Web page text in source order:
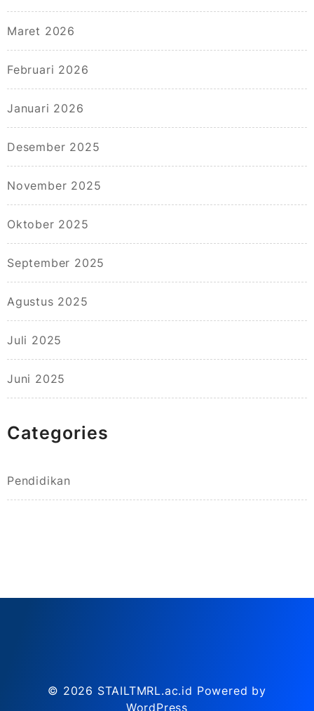
Maret 2026
Februari 2026
Januari 2026
Desember 2025
November 2025
Oktober 2025
September 2025
Agustus 2025
Juli 2025
Juni 2025
Categories
Pendidikan
© 2026 STAILTMRL.ac.id Powered by
WordPress